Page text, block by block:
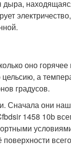
оно
а
градусов.
Сначала они
1458 10b